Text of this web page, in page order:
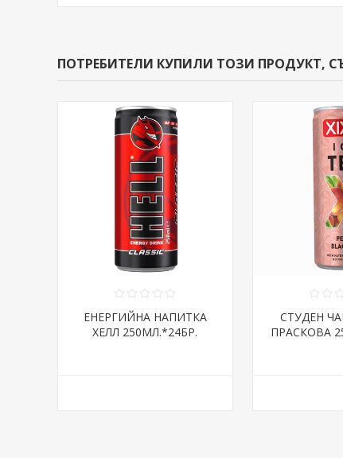
ПОТРЕБИТЕЛИ КУПИЛИ ТОЗИ ПРОДУКТ,
ЕНЕРГИЙНА НАПИТКА
ХЕЛЛ 250МЛ.*24БР.
СТУДЕН
ПРАСКОВА